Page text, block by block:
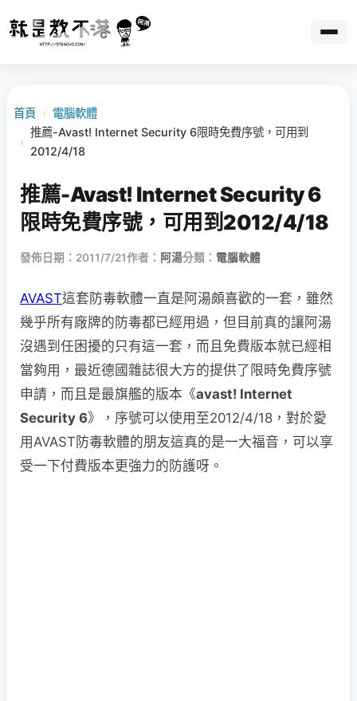
首頁 › 電腦軟體
›
推薦-Avast! Internet Security 6限時免費序號，可用到
2012/4/18
推薦-Avast! Internet Security 6
限時免費序號，可用到2012/4/18
發佈日期：2011/7/21作者： 阿湯分類： 電腦軟體
AVAST這套防毒軟體一直是阿湯頗喜歡的一套，雖然
幾乎所有廠牌的防毒都已經用過，但目前真的讓阿湯
沒遇到任困擾的只有這一套，而且免費版本就已經相
當夠用，最近德國雜誌很大方的提供了限時免費序號
申請，而且是最旗艦的版本《avast! Internet
Security 6》，序號可以使用至2012/4/18，對於愛
用AVAST防毒軟體的朋友這真的是一大福音，可以享
受一下付費版本更強力的防護呀。